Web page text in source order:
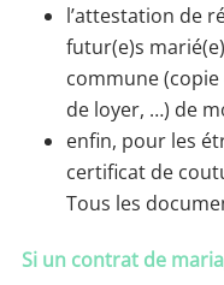
l’attestation de
futur(e)s
commune (copie
de loyer, …) de
enfin, pour les
certificat de
Tous les
Si un contrat de